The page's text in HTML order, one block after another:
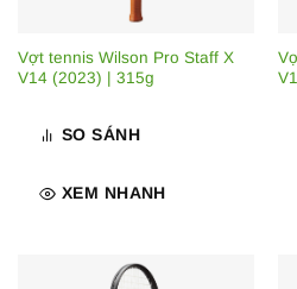
Vợt tennis Wilson Pro Staff X
V14 (2023) | 315g
SO SÁNH
XEM NHANH